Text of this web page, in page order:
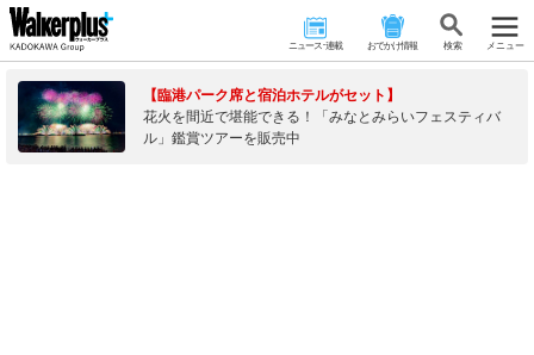
ニュース･連載 おでかけ情報 検 索 メニュー
【臨港パーク席と宿泊ホテルがセット】
花火を間近で堪能できる！「みなとみらいフェスティバ
ル」鑑賞ツアーを販売中